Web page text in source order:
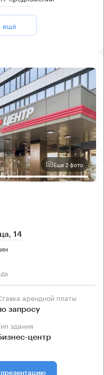
ещё
Еще 2 фото
14
Ставка арендной платы
запросу
Тип здания
центр
презентацию